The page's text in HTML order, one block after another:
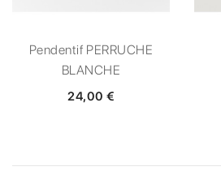
Pendentif PERRUCHE
BLANCHE
24,00 €